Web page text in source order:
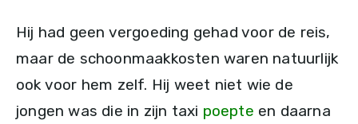
Hij had geen vergoeding gehad voor de reis,
maar de schoonmaakkosten waren natuurlijk
ook voor hem zelf. Hij weet niet wie de
jongen was die in zijn taxi poepte en daarna